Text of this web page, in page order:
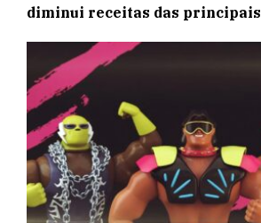
diminui receitas das